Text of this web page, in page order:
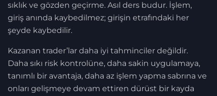
sıklık ve gözden geçirme. Asıl ders budur. İşlem,
giriş anında kaybedilmez; girişin etrafındaki her
şeyde kaybedilir.
Kazanan trader’lar daha iyi tahminciler değildir.
Daha sıkı risk kontrolüne, daha sakin uygulamaya,
tanımlı bir avantaja, daha az işlem yapma sabrına ve
onları gelişmeye devam ettiren dürüst bir kayda